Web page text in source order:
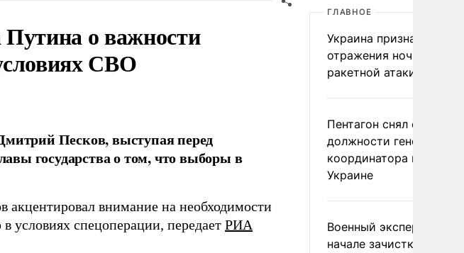
о важности
СВО
Песков, выступая перед
государства о том, что выборы в
внимание на необходимости
условиях спецоперации, передает РИА
ГЛАВНОЕ
Украина признала
отражения ночной
ракетной атаки
Пентагон снял с
должности генерала-
координатора помощи
Украине
Военный эксперт
начале зачистки